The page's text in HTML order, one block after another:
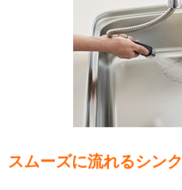
スムーズに流れるシンク